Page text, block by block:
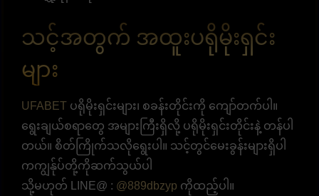
သင့်အတွက် အထူးပရိုမိုးရှင်း
များ
UFABET ပရိုမိုးရှင်းများ၊ စခန်းတိုင်းကို ကျော်တက်ပါ။
ရွေးချယ်စရာတွေ အများကြီးရှိလို့ ပရိုမိုးရှင်းတိုင်းနဲ့ တန်ပါ
တယ်။ စိတ်ကြိုက်သလိုရွေးပါ။ သင့်တွင်မေးခွန်းများရှိပါ
ကကျွန်ုပ်တို့ကိုဆက်သွယ်ပါ
သို့မဟုတ် LINE@ : @889dbzyp ကိုထည့်ပါ။